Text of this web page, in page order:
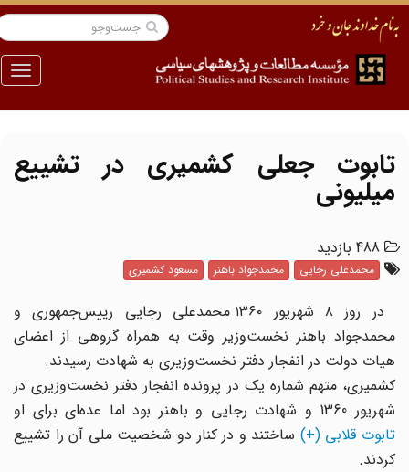
منو
تابوت جعلی کشمیری در تشییع
میلیونی
488 بازدید
محمدعلی رجایی محمدجواد باهنر مسعود کشمیری
در روز ۸ شهریور ۱۳۶۰ محمدعلی رجایی رییس‌جمهوری و
محمدجواد باهنر نخست‌وزیر وقت به همراه گروهی از اعضای
هیات دولت در انفجار دفتر نخست‌وزیری به شهادت رسیدند.
کشمیری، متهم شماره یک در پرونده انفجار دفتر نخست‌وزیری در
شهریور 1360 و شهادت رجایی و باهنر بود اما عده‌ای برای او
تابوت قلابی (+)ساختند و در کنار دو شخصیت ملی آن را تشییع
کردند.